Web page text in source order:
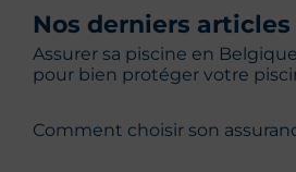
Nos derniers articles
Assurer sa piscine en
pour bien protéger votre
Comment choisir son